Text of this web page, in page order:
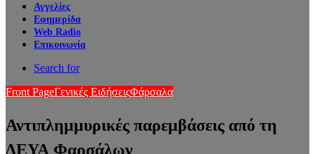
Αγγελίες
Εφημερίδα
Web Radio
Επικοινωνία
Search for
Front PageΓενικές ΕιδήσειςΦάρσαλα
Αντιπλημμυρικές παρεμβάσεις από τη